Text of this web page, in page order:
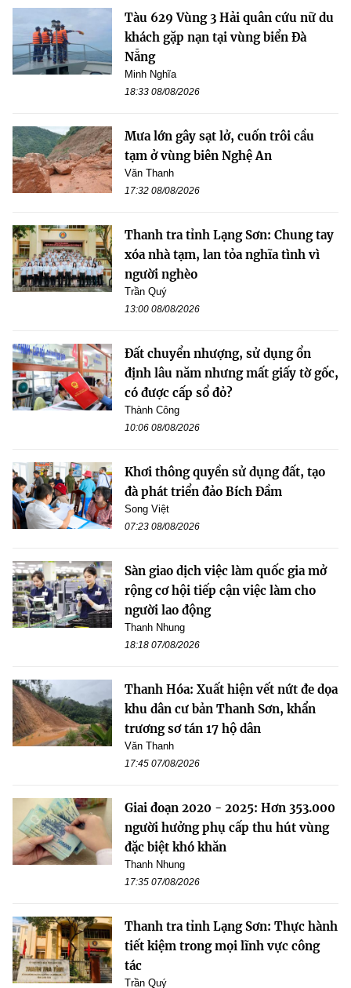
Tàu 629 Vùng 3 Hải quân cứu nữ du
khách gặp nạn tại vùng biển Đà
Nẵng
Minh Nghĩa
18:33 08/08/2026
Mưa lớn gây sạt lở, cuốn trôi cầu
tạm ở vùng biên Nghệ An
Văn Thanh
17:32 08/08/2026
Thanh tra tỉnh Lạng Sơn: Chung tay
xóa nhà tạm, lan tỏa nghĩa tình vì
người nghèo
Trần Quý
13:00 08/08/2026
Đất chuyển nhượng, sử dụng ổn
định lâu năm nhưng mất giấy tờ gốc,
có được cấp sổ đỏ?
Thành Công
10:06 08/08/2026
Khơi thông quyền sử dụng đất, tạo
đà phát triển đảo Bích Đầm
Song Việt
07:23 08/08/2026
Sàn giao dịch việc làm quốc gia mở
rộng cơ hội tiếp cận việc làm cho
người lao động
Thanh Nhung
18:18 07/08/2026
Thanh Hóa: Xuất hiện vết nứt đe dọa
khu dân cư bản Thanh Sơn, khẩn
trương sơ tán 17 hộ dân
Văn Thanh
17:45 07/08/2026
Giai đoạn 2020 - 2025: Hơn 353.000
người hưởng phụ cấp thu hút vùng
đặc biệt khó khăn
Thanh Nhung
17:35 07/08/2026
Thanh tra tỉnh Lạng Sơn: Thực hành
tiết kiệm trong mọi lĩnh vực công
tác
Trần Quý